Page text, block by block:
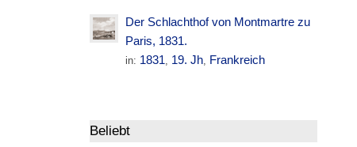
Der Schlachthof von Montmartre zu
Paris, 1831.
in: 1831, 19. Jh, Frankreich
Beliebt